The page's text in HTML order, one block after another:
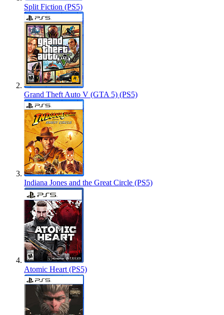
Split Fiction (PS5)
Grand Theft Auto V (GTA 5) (PS5)
Indiana Jones and the Great Circle (PS5)
Atomic Heart (PS5)